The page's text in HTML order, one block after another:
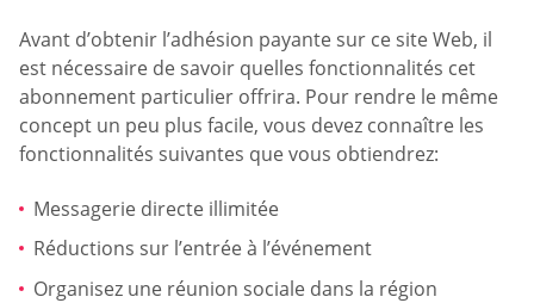
Avant d’obtenir l’adhésion payante sur ce site Web, il
est nécessaire de savoir quelles fonctionnalités cet
abonnement particulier offrira. Pour rendre le même
concept un peu plus facile, vous devez connaître les
fonctionnalités suivantes que vous obtiendrez:
Messagerie directe illimitée
Réductions sur l’entrée à l’événement
Organisez une réunion sociale dans la région